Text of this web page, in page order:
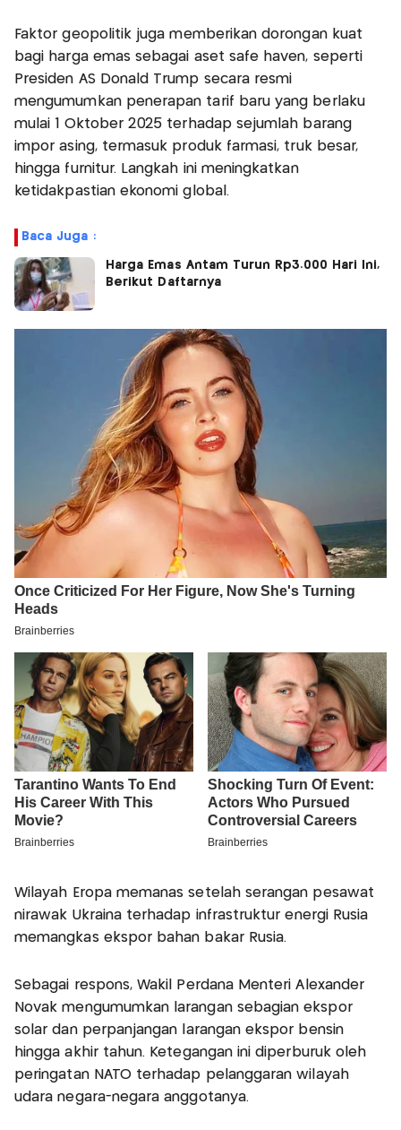
Faktor geopolitik juga memberikan dorongan kuat
bagi harga emas sebagai aset safe haven, seperti
Presiden AS Donald Trump secara resmi
mengumumkan penerapan tarif baru yang berlaku
mulai 1 Oktober 2025 terhadap sejumlah barang
impor asing, termasuk produk farmasi, truk besar,
hingga furnitur. Langkah ini meningkatkan
ketidakpastian ekonomi global.
Baca Juga :
Harga Emas Antam Turun Rp3.000 Hari Ini,
Berikut Daftarnya
Wilayah Eropa memanas setelah serangan pesawat
nirawak Ukraina terhadap infrastruktur energi Rusia
memangkas ekspor bahan bakar Rusia.
Sebagai respons, Wakil Perdana Menteri Alexander
Novak mengumumkan larangan sebagian ekspor
solar dan perpanjangan larangan ekspor bensin
hingga akhir tahun. Ketegangan ini diperburuk oleh
peringatan NATO terhadap pelanggaran wilayah
udara negara-negara anggotanya.